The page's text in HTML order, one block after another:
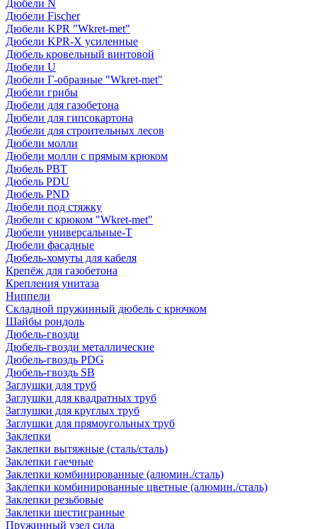
Дюбели N
Дюбели Fischer
Дюбели KPR "Wkret-met"
Дюбели KPR-Х усиленные
Дюбель кровельный винтовой
Дюбели U
Дюбели Г-образные "Wkret-met"
Дюбели грибы
Дюбели для газобетона
Дюбели для гипсокартона
Дюбели для строительных лесов
Дюбели молли
Дюбели молли с прямым крюком
Дюбель PBT
Дюбель PDU
Дюбель PND
Дюбели под стяжку
Дюбели с крюком "Wkret-met"
Дюбели универсальные-Т
Дюбели фасадные
Дюбель-хомуты для кабеля
Крепёж для газобетона
Крепления унитаза
Ниппели
Складной пружинный дюбель с крючком
Шайбы рондоль
Дюбель-гвозди
Дюбель-гвозди металлические
Дюбель-гвоздь PDG
Дюбель-гвоздь SB
Заглушки для труб
Заглушки для квадратных труб
Заглушки для круглых труб
Заглушки для прямоугольных труб
Заклепки
Заклепки вытяжные (сталь/сталь)
Заклепки гаечные
Заклепки комбинированные (алюмин./сталь)
Заклепки комбинированные цветные (алюмин./сталь)
Заклепки резьбовые
Заклепки шестигранные
Пружинный узел сила